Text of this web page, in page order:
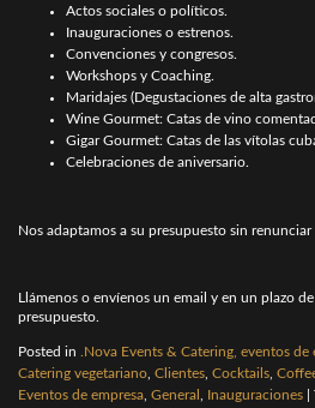
Actos sociales o políticos.
Inauguraciones o estrenos.
Convenciones y congresos.
Workshops y Coaching.
Maridajes (Degustaciones de alta
Wine Gourmet: Catas de vino
Gigar Gourmet: Catas de las vítolas
Celebraciones de aniversario.
Nos adaptamos a su presupuesto sin renunciar
Llámenos o envíenos un email y en un plazo
presupuesto.
Posted in .Nova Events & Catering, eventos de
Catering vegetariano Clientes Cocktails
Eventos de empresa General Inauguraciones